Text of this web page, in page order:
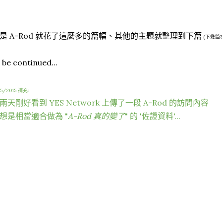
A-Rod 就花了這麼多的篇幅、其他的主題就整理到下篇 (下幾篇
continued...
2015 補充:
天剛好看到 YES Network 上傳了一段 A-Rod 的訪問內容
是相當適合做為 "A-Rod 真的變了" 的 '佐證資料'...